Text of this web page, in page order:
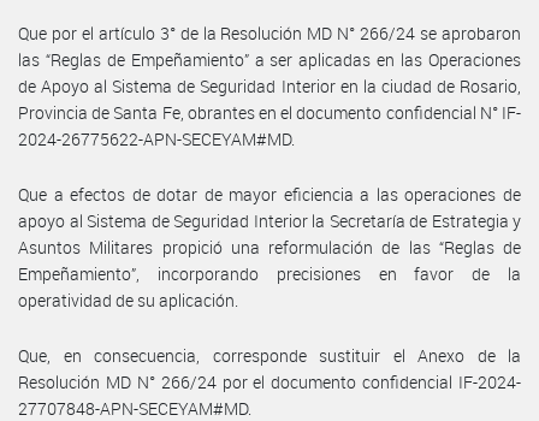
Que por el artículo 3° de la Resolución MD N° 266/24 se aprobaron
las “Reglas de Empeñamiento” a ser aplicadas en las Operaciones
de Apoyo al Sistema de Seguridad Interior en la ciudad de Rosario,
Provincia de Santa Fe, obrantes en el documento confidencial N° IF-
2024-26775622-APN-SECEYAM#MD.
Que a efectos de dotar de mayor eficiencia a las operaciones de
apoyo al Sistema de Seguridad Interior la Secretaría de Estrategia y
Asuntos Militares propició una reformulación de las “Reglas de
Empeñamiento”, incorporando precisiones en favor de la
operatividad de su aplicación.
Que, en consecuencia, corresponde sustituir el Anexo de la
Resolución MD N° 266/24 por el documento confidencial IF-2024-
27707848-APN-SECEYAM#MD.